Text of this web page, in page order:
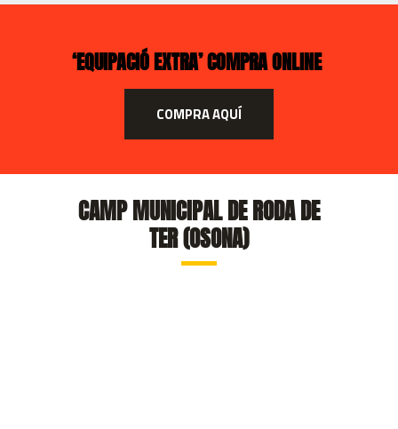
‘EQUIPACIÓ EXTRA’ COMPRA ONLINE
COMPRA AQUÍ
CAMP MUNICIPAL DE RODA DE
TER (OSONA)